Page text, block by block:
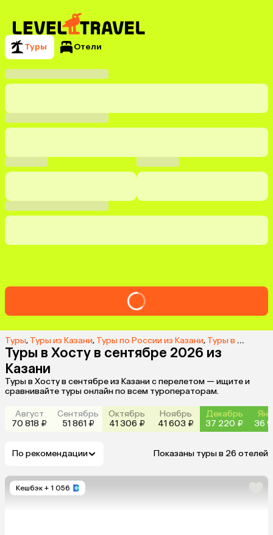
Туры Отели
Туры, Туры из Казани, Туры по России из Казани, Туры в Хосту из Казани
Туры в Хосту в сентябре 2026 из
Казани
Туры в Хосту в сентябре из Казани с перелетом — ищите и
сравнивайте туры онлайн по всем туроператорам.
Август
70 818 ₽
Сентябрь
51 861 ₽
Октябрь
41 306 ₽
Ноябрь
41 603 ₽
Декабрь
37 220 ₽
36
По рекомендации Показаны туры в 26 отелей
Кешбэк + 1 056